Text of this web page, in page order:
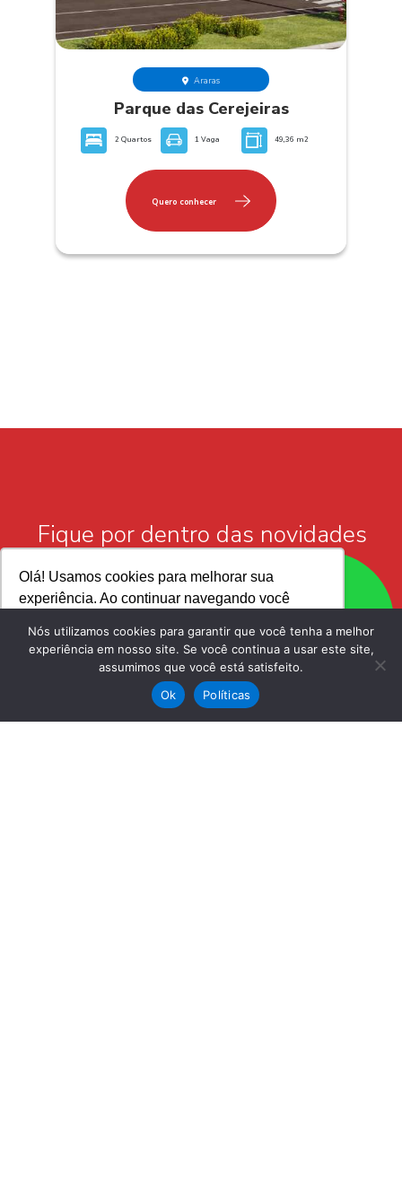
Olá! Usamos cookies para melhorar sua
experiência. Ao continuar navegando você
Ok, entendi!
Araras
Parque das Cerejeiras
2 Quartos 1 Vaga 49,36 m2
Quero conhecer
Fique por dentro das novidades
da
ADN Construtora
Nós utilizamos cookies para garantir que você tenha a melhor
experiência em nosso site. Se você continua a usar este site,
assumimos que você está satisfeito.
Ok
Políticas